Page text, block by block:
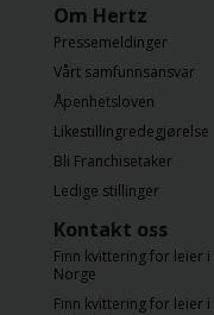
Bedriftsavtale
Produkter
Hertz
Gold+
Om Hertz
Pressemeldinger
Vårt samfunnsansvar
Åpenhetsloven
Likestillingredegjørelse
Bli Franchisetaker
Ledige stillinger
Kontakt oss
Finn kvittering for leier i
Norge
Finn kvittering for leier i